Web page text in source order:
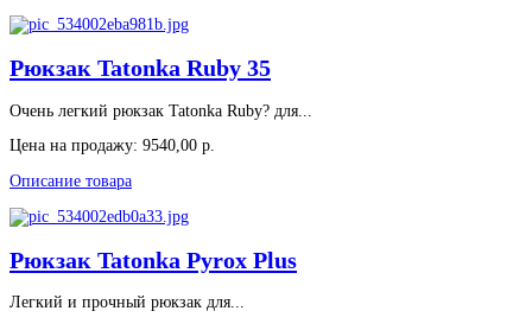
Рюкзак Tatonka Ruby 35
Очень легкий рюкзак Tatonka Ruby? для...
Цена на продажу: 9540,00 р.
Описание товара
Рюкзак Tatonka Pyrox Plus
Легкий и прочный рюкзак для...